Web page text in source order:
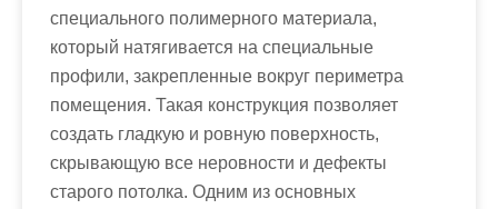
специального полимерного материала,
который натягивается на специальные
профили, закрепленные вокруг периметра
помещения. Такая конструкция позволяет
создать гладкую и ровную поверхность,
скрывающую все неровности и дефекты
старого потолка. Одним из основных